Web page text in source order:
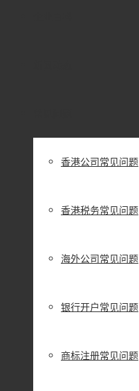
香港公司常见问题
香港税务常见问题
海外公司常见问题
银行开户常见问题
商标注册常见问题